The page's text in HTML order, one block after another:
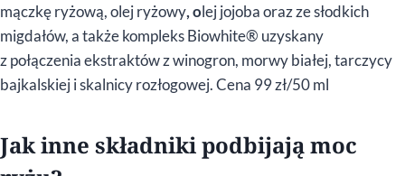
mączkę ryżową, olej ryżowy, olej jojoba oraz ze słodkich
migdałów, a także kompleks Biowhite® uzyskany
z połączenia ekstraktów z winogron, morwy białej, tarczycy
bajkalskiej i skalnicy rozłogowej. Cena 99 zł/50 ml
Jak inne składniki podbijają moc